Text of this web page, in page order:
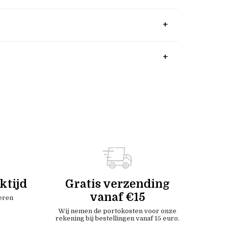
Gratis verzending
vanaf €15
Wij nemen de portokosten voor onze
rekening bij bestellingen vanaf 15 euro.